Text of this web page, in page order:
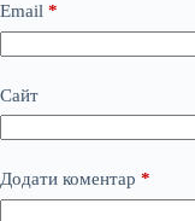
Email *
Сайт
Додати коментар *